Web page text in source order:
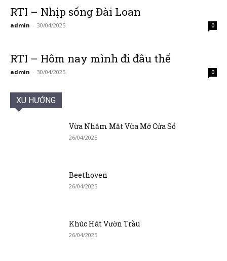
RTI – Nhịp sống Đài Loan
admin - 30/04/2025 0
RTI – Hôm nay mình đi đâu thế
admin - 30/04/2025 0
XU HƯỚNG
Vừa Nhắm Mắt Vừa Mở Cửa Sổ
26/04/2025
Beethoven
26/04/2025
Khúc Hát Vườn Trầu
26/04/2025